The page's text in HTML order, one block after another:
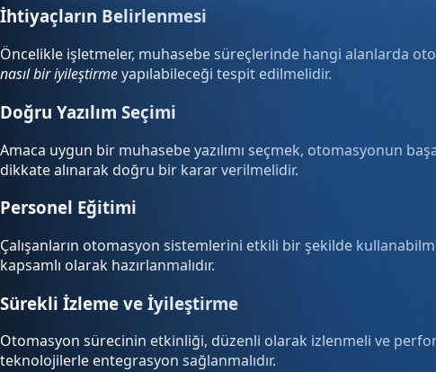
İhtiyaçların Belirlenmesi
Öncelikle işletmeler, muhasebe süreçlerinde hangi alanlarda
nasıl bir iyileştirmeyapılabileceği tespit edilmelidir.
Doğru Yazılım Seçimi
Amaca uygun bir muhasebe yazılımı seçmek, otomasyonun
dikkate alınarak doğru bir karar verilmelidir.
Personel Eğitimi
Çalışanların otomasyon sistemlerini etkili bir şekilde
kapsamlı olarak hazırlanmalıdır.
Sürekli İzleme ve İyileştirme
Otomasyon sürecinin etkinliği, düzenli olarak izlenmeli ve
teknolojilerle entegrasyon sağlanmalıdır.